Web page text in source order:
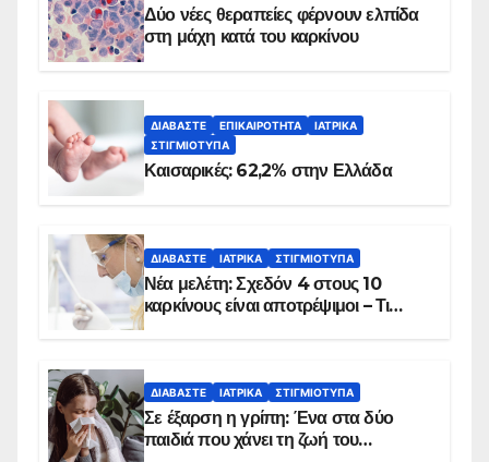
Δύο νέες θεραπείες φέρνουν ελπίδα
στη μάχη κατά του καρκίνου
ΔΙΑΒΆΣΤΕ ΕΠΙΚΑΙΡΌΤΗΤΑ
ΙΑΤΡΙΚΆ
ΣΤΙΓΜΙΌΤΥΠΑ
Καισαρικές: 62,2% στην Ελλάδα
ΔΙΑΒΆΣΤΕ ΙΑΤΡΙΚΆ ΣΤΙΓΜΙΌΤΥΠΑ
Νέα μελέτη: Σχεδόν 4 στους 10
καρκίνους είναι αποτρέψιμοι – Τι
ΔΙΑΒΆΣΤΕ ΙΑΤΡΙΚΆ ΣΤΙΓΜΙΌΤΥΠΑ
Σε έξαρση η γρίπη: Ένα στα δύο
παιδιά που χάνει τη ζωή του